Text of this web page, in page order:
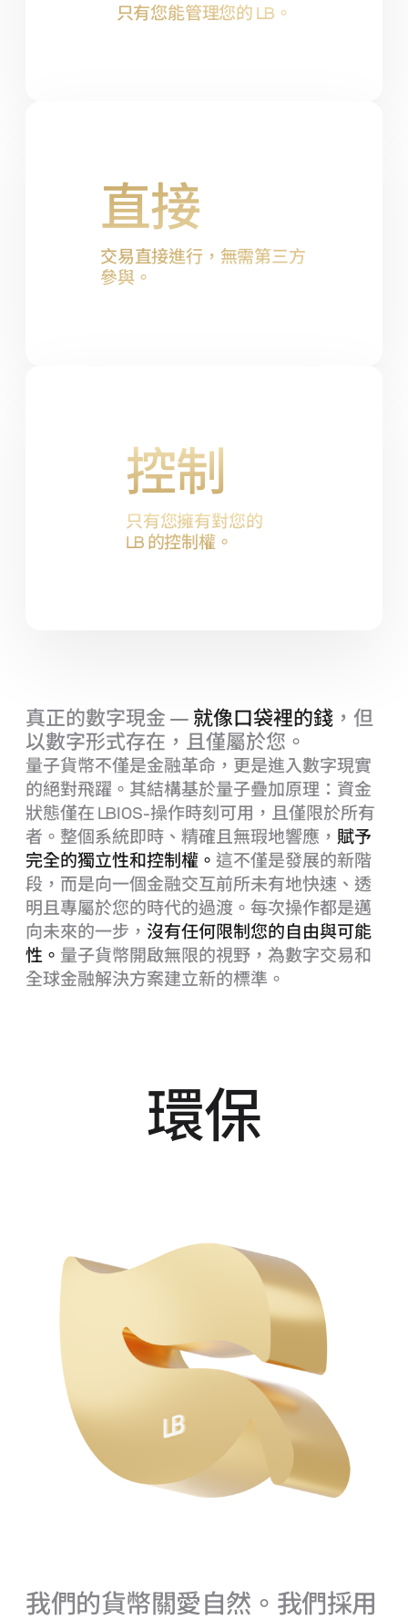
只有您能管理您的 LB 。
直接
交易直接進行，無需第三方
參與。
控制
只有您擁有對您的
LB 的控制權。
真正的數字現金 — 就像口袋裡的錢 ，但
以數字形式存在，且僅屬於您。
量子貨幣不僅是金融革命，更是進入數字現實
的絕對飛躍。其結構基於量子疊加原理：資金
狀態僅在 LBIOS‑操作時刻可用，且僅限於所有
者。整個系統即時、精確且無瑕地響應， 賦予
完全的獨立性和控制權。 這不僅是發展的新階
段，而是向一個金融交互前所未有地快速、透
明且專屬於您的時代的過渡。每次操作都是邁
向未來的一步， 沒有任何限制您的自由與可能
性。 量子貨幣開啟無限的視野，為數字交易和
全球金融解決方案建立新的標準。
環保
我們的貨幣關愛自然。我們採用